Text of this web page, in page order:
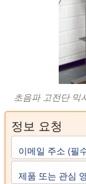
초음파 고전단 믹
정보 요청
이메일 주소 (필
제품 또는 관심